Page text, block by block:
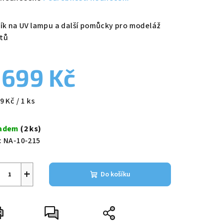
na UV lampu a další pomůcky pro modeláž
Kč
Kč / 1 ks
(2 ks)
NA-10-215
+ Do košíku